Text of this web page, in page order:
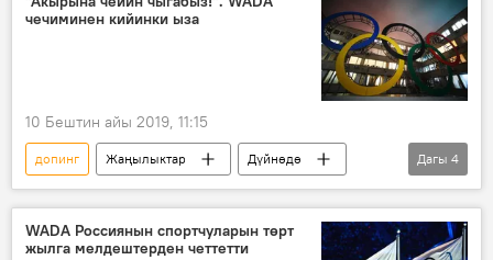
чечиминен кийинки ыза
10 Бештин айы 2019, 11:15
допинг Жаңылыктар
Дүйнөдө
Спорт
Саясат
чечим
WADA
Дагы 4
WADA Россиянын спортчуларын төрт
жылга мелдештерден четтетти